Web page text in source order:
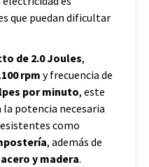
que puedan dificultar
de 2.0 Joules,
rpm y frecuencia de
por minuto, este
potencia necesaria
como
, además de
acero y madera.